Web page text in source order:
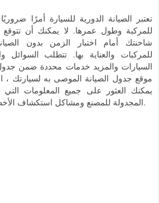
تعتبر الصيانة الدورية للسيارة أمرًا
للمركبة وطول عمرها. لا يمكنك أن
شاحنتك أمام اختبار الزمن بدون
للمركبات والعناية بها. تتطلب السوائل
السيارات والمزيد خدمات محددة ضمن
موقع جدول الصيانة الموصى به لسيارتك ،
يمكنك العثور على جميع المعلومات التي
المجدولة للمصنع ومشاكل استكشاف الأخطاء وإصلاحها لسيارتك.